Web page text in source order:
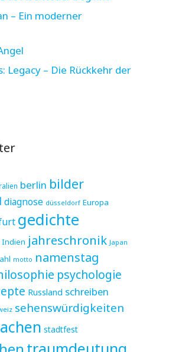
– Ein moderner
Legacy – Die Rückkehr der
berlin bilder
diagnose düsseldorf Europa
gedichte
Indien jahreschronik Japan
motto namenstag
psychologie
Russland schreiben
sehenswürdigkeiten
stadtfest